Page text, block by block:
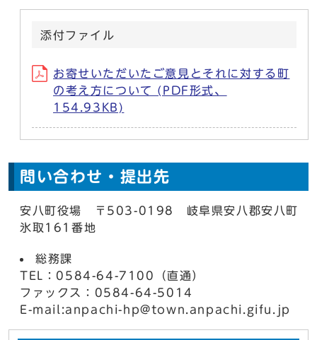
添付ファイル
お寄せいただいたご意見とそれに対する町
の考え方について (PDF形式、
154.93KB)
問い合わせ・提出先
安八町役場 〒503-0198 岐阜県安八郡安八町
氷取161番地
総務課
TEL：0584-64-7100（直通）
ファックス：0584-64-5014
E-mail:anpachi-hp@town.anpachi.gifu.jp